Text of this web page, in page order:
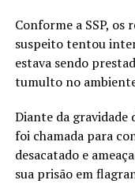
Conforme a SSP,
suspeito tentou
estava sendo
tumulto no
Diante da gravidade
foi chamada para
desacatado e
sua prisão em